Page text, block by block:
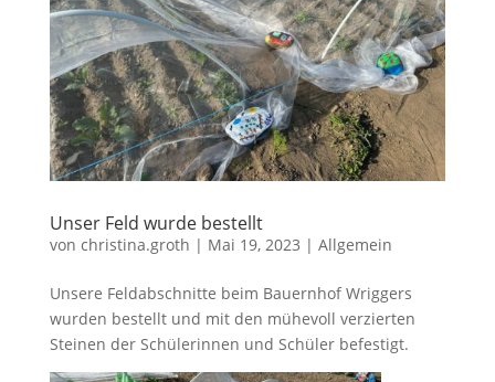
Unser Feld wurde bestellt
von christina.groth | Mai 19, 2023 | Allgemein
Unsere Feldabschnitte beim Bauernhof Wriggers
wurden bestellt und mit den mühevoll verzierten
Steinen der Schülerinnen und Schüler befestigt.